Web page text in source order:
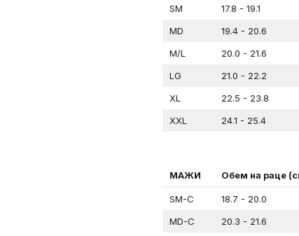
SM 17.8 - 19.1
MD
19.4 - 20.6
M/L
20.0 - 21.6
LG
21.0 - 22.2
XL
22.5 - 23.8
XXL
24.1 - 25.4
МАЖИ Обем на раце
SM-C 18.7 - 20.0
MD-C
20.3 - 21.6